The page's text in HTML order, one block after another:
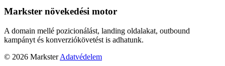
Markster növekedési motor
A domain mellé pozicionálást, landing oldalakat, outbound
kampányt és konverziókövetést is adhatunk.
© 2026 Markster Adatvédelem